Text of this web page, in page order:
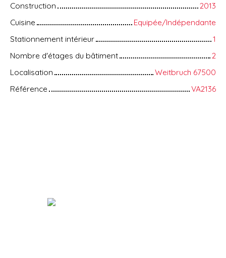
Construction
2013
Cuisine
Equipée/Indépendante
Stationnement intérieur
1
Nombre d'étages du bâtiment
2
Localisation
Weitbruch 67500
Référence
VA2136